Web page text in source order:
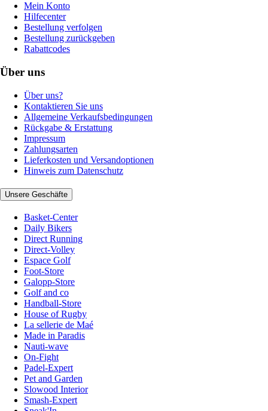
Mein Konto
Hilfecenter
Bestellung verfolgen
Bestellung zurückgeben
Rabattcodes
Über uns
Über uns?
Kontaktieren Sie uns
Allgemeine Verkaufsbedingungen
Rückgabe & Erstattung
Impressum
Zahlungsarten
Lieferkosten und Versandoptionen
Hinweis zum Datenschutz
Unsere Geschäfte
Basket-Center
Daily Bikers
Direct Running
Direct-Volley
Espace Golf
Foot-Store
Galopp-Store
Golf and co
Handball-Store
House of Rugby
La sellerie de Maé
Made in Paradis
Nauti-wave
On-Fight
Padel-Expert
Pet and Garden
Slowood Interior
Smash-Expert